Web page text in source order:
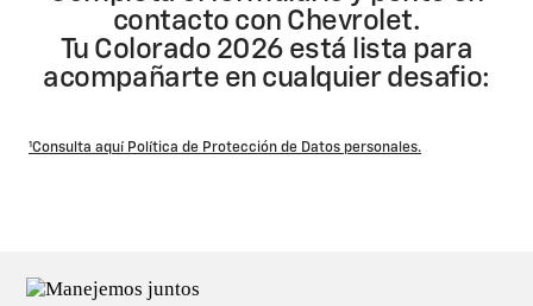
contacto con Chevrolet.
Tu Colorado 2026 está lista para
acompañarte en cualquier desafio:
¹Consulta aquí Política de Protección de Datos personales.